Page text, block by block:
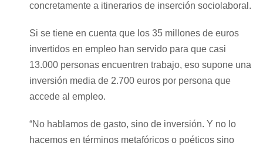
concretamente a itinerarios de inserción sociolaboral.
Si se tiene en cuenta que los 35 millones de euros
invertidos en empleo han servido para que casi
13.000 personas encuentren trabajo, eso supone una
inversión media de 2.700 euros por persona que
accede al empleo.
“No hablamos de gasto, sino de inversión. Y no lo
hacemos en términos metafóricos o poéticos sino